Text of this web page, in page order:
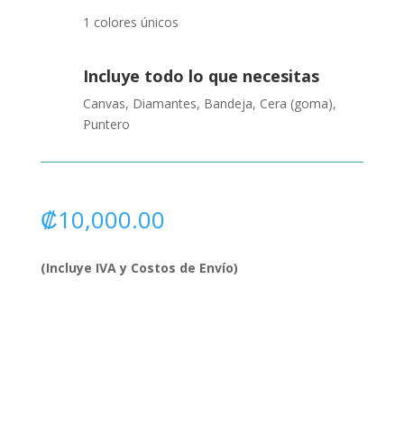
1 colores únicos
Incluye todo lo que necesitas
Canvas, Diamantes, Bandeja, Cera (goma),
Puntero
₡10,000.00
(Incluye IVA y Costos de Envío)